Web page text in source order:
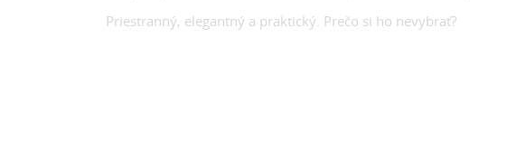
Priestranný, elegantný a praktický. Prečo si ho nevybrať?